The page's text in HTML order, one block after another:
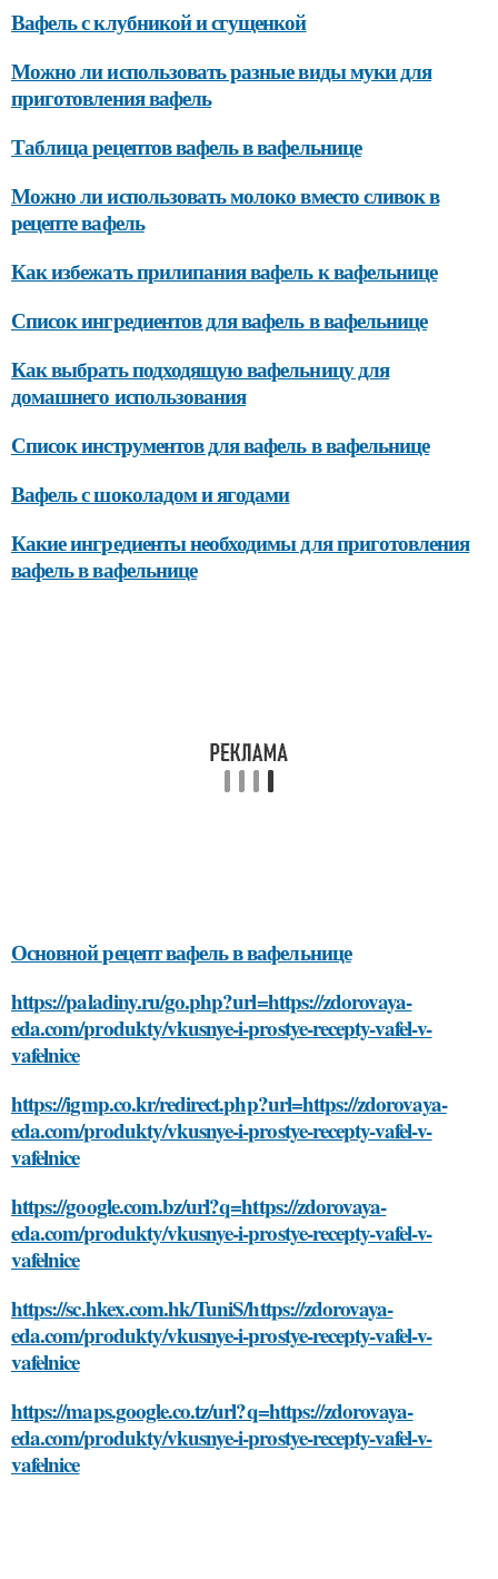
Вафель с клубникой и сгущенкой
Можно ли использовать разные виды муки для
приготовления вафель
Таблица рецептов вафель в вафельнице
Можно ли использовать молоко вместо сливок в
рецепте вафель
Как избежать прилипания вафель к вафельнице
Список ингредиентов для вафель в вафельнице
Как выбрать подходящую вафельницу для
домашнего использования
Список инструментов для вафель в вафельнице
Вафель с шоколадом и ягодами
Какие ингредиенты необходимы для приготовления
вафель в вафельнице
Основной рецепт вафель в вафельнице
https://paladiny.ru/go.php?url=https://zdorovaya-
eda.com/produkty/vkusnye-i-prostye-recepty-vafel-v-
vafelnice
https://igmp.co.kr/redirect.php?url=https://zdorovaya-
eda.com/produkty/vkusnye-i-prostye-recepty-vafel-v-
vafelnice
https://google.com.bz/url?q=https://zdorovaya-
eda.com/produkty/vkusnye-i-prostye-recepty-vafel-v-
vafelnice
https://sc.hkex.com.hk/TuniS/https://zdorovaya-
eda.com/produkty/vkusnye-i-prostye-recepty-vafel-v-
vafelnice
https://maps.google.co.tz/url?q=https://zdorovaya-
eda.com/produkty/vkusnye-i-prostye-recepty-vafel-v-
vafelnice